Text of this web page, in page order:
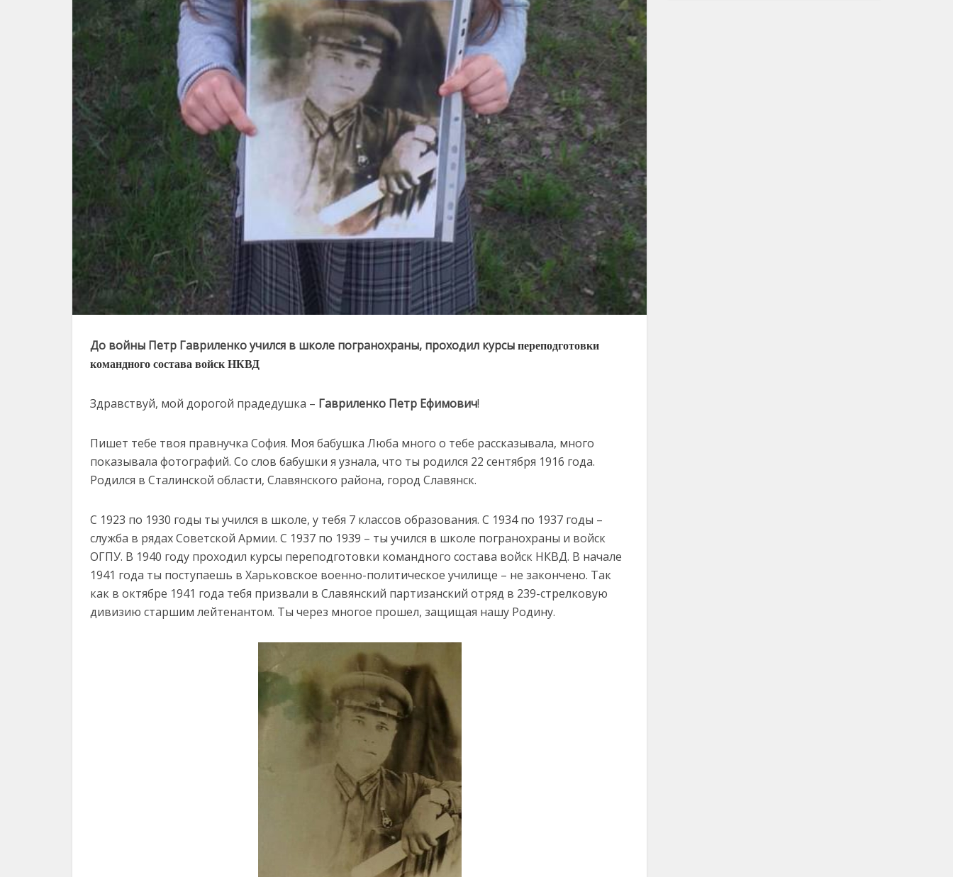
До войны Петр Гавриленко учился в школе погранохраны, проходил курсыпереподготовки
командного состава войск НКВД
Здравствуй, мой дорогой прадедушка – Гавриленко Петр Ефимович!
Пишет тебе твоя правнучка София. Моя бабушка Люба много о тебе рассказывала, много
показывала фотографий. Со слов бабушки я узнала, что ты родился 22 сентября 1916 года.
Родился в Сталинской области, Славянского района, город Славянск.
С 1923 по 1930 годы ты учился в школе, у тебя 7 классов образования. С 1934 по 1937 годы –
служба в рядах Советской Армии. С 1937 по 1939 – ты учился в школе погранохраны и войск
ОГПУ. В 1940 году проходил курсы переподготовки командного состава войск НКВД. В начале
1941 года ты поступаешь в Харьковское военно-политическое училище – не закончено. Так
как в октябре 1941 года тебя призвали в Славянский партизанский отряд в 239-стрелковую
дивизию старшим лейтенантом. Ты через многое прошел, защищая нашу Родину.